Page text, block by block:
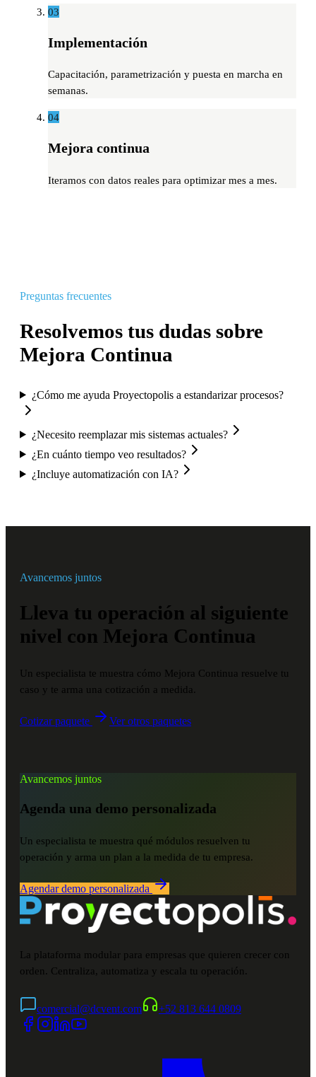
03
Implementación
Capacitación, parametrización y puesta en marcha en
semanas.
04
Mejora continua
Iteramos con datos reales para optimizar mes a mes.
Preguntas frecuentes
Resolvemos tus dudas sobre
Mejora Continua
¿Cómo me ayuda Proyectopolis a estandarizar procesos?
¿Necesito reemplazar mis sistemas actuales?
¿En cuánto tiempo veo resultados?
¿Incluye automatización con IA?
Avancemos juntos
Lleva tu operación al siguiente
nivel con Mejora Continua
Un especialista te muestra cómo Mejora Continua resuelve tu
caso y te arma una cotización a medida.
Cotizar paquete Ver otros paquetes
Avancemos juntos
Agenda una demo personalizada
Un especialista te muestra qué módulos resuelven tu
operación y arma un plan a la medida de tu empresa.
Agendar demo personalizada
La plataforma modular para empresas que quieren crecer con
orden. Centraliza, automatiza y escala tu operación.
comercial@dcvent.com +52 813 644 0809